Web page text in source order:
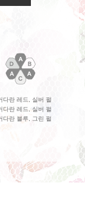
다란 레드, 실버 펄
다란 레드, 실버 펄
다란 블루, 그린 펄